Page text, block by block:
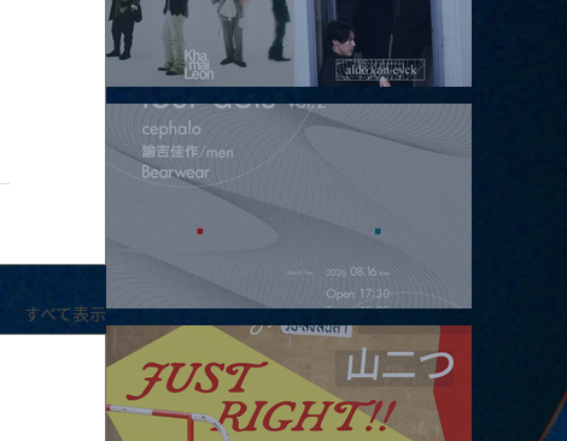
すべて表示
2026.08.15 |【観覧】昼）月見ルpre.『POLYHEDRON』
2026.08.16 |【観覧】夜）four dots vol.2